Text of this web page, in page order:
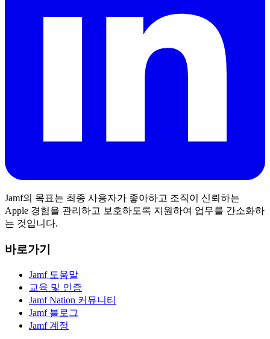
Jamf의 목표는 최종 사용자가 좋아하고 조직이 신뢰하는
Apple 경험을 관리하고 보호하도록 지원하여 업무를 간소화하
는 것입니다.
바로가기
Jamf 도움말
교육 및 인증
Jamf Nation 커뮤니티
Jamf 블로그
Jamf 계정